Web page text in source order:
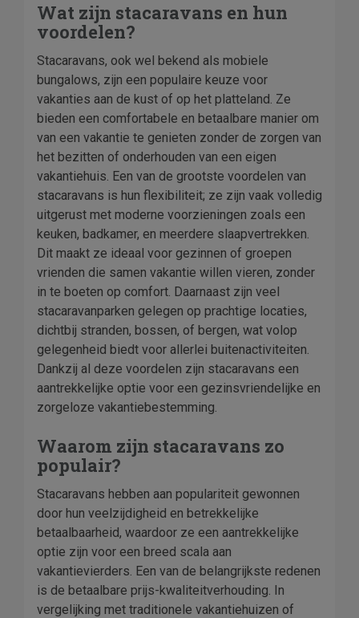
Wat zijn stacaravans en hun
voordelen?
Stacaravans, ook wel bekend als mobiele
bungalows, zijn een populaire keuze voor
vakanties aan de kust of op het platteland. Ze
bieden een comfortabele en betaalbare manier om
van een vakantie te genieten zonder de zorgen van
het bezitten of onderhouden van een eigen
vakantiehuis. Een van de grootste voordelen van
stacaravans is hun flexibiliteit; ze zijn vaak volledig
uitgerust met moderne voorzieningen zoals een
keuken, badkamer, en meerdere slaapvertrekken.
Dit maakt ze ideaal voor gezinnen of groepen
vrienden die samen vakantie willen vieren, zonder
in te boeten op comfort. Daarnaast zijn veel
stacaravanparken gelegen op prachtige locaties,
dichtbij stranden, bossen, of bergen, wat volop
gelegenheid biedt voor allerlei buitenactiviteiten.
Dankzij al deze voordelen zijn stacaravans een
aantrekkelijke optie voor een gezinsvriendelijke en
zorgeloze vakantiebestemming.
Waarom zijn stacaravans zo
populair?
Stacaravans hebben aan populariteit gewonnen
door hun veelzijdigheid en betrekkelijke
betaalbaarheid, waardoor ze een aantrekkelijke
optie zijn voor een breed scala aan
vakantievierders. Een van de belangrijkste redenen
is de betaalbare prijs-kwaliteitverhouding. In
vergelijking met traditionele vakantiehuizen of